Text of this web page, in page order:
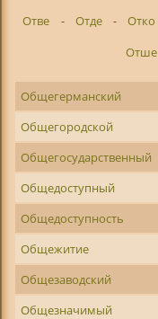
Отве
- Отде - Отко
Отше
Общегерманский
Общегородской
Общегосударственный
Общедоступный
Общедоступность
Общежитие
Общезаводский
Общезначимый